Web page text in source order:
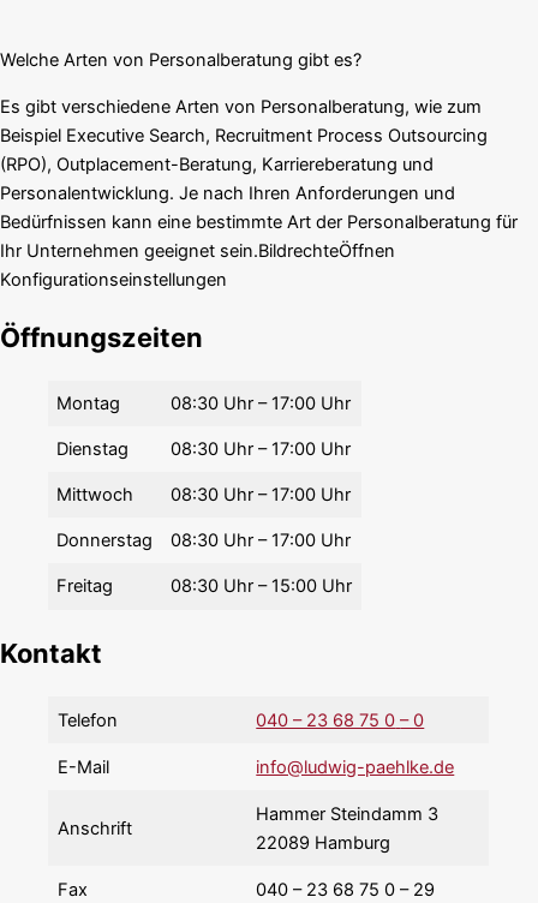
Welche Arten von Personalberatung gibt es?
Es gibt verschiedene Arten von Personalberatung, wie zum
Beispiel Executive Search, Recruitment Process Outsourcing
(RPO), Outplacement-Beratung, Karriereberatung und
Personalentwicklung. Je nach Ihren Anforderungen und
Bedürfnissen kann eine bestimmte Art der Personalberatung für
Ihr Unternehmen geeignet sein.BildrechteÖffnen
Konfigurationseinstellungen
Öffnungszeiten
Montag 08:30 Uhr – 17:00 Uhr
Dienstag 08:30 Uhr – 17:00 Uhr
Mittwoch 08:30 Uhr – 17:00 Uhr
Donnerstag 08:30 Uhr – 17:00 Uhr
Freitag 08:30 Uhr – 15:00 Uhr
Kontakt
Telefon 040 – 23 68 75 0 – 0
E-Mail info@ludwig-paehlke.de
Anschrift
Hammer Steindamm 3
22089 Hamburg
Fax 040 – 23 68 75 0 – 29